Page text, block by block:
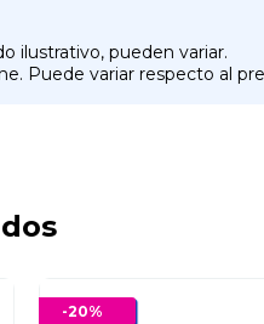
ilustrativo, pueden variar.
Puede variar respecto al
-20%